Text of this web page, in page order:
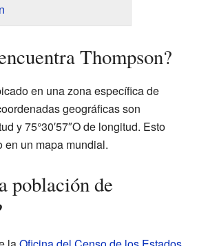
Thompson?
en una zona específica de
geográficas son
y 75°30′57″O de longitud. Esto
un mapa mundial.
población de